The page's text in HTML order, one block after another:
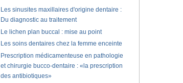
Les sinusites maxillaires d'origine dentaire :
Du diagnostic au traitement
Le lichen plan buccal : mise au point
Les soins dentaires chez la femme enceinte
Prescription médicamenteuse en pathologie
et chirurgie bucco-dentaire : «la prescription
des antibiotiques»